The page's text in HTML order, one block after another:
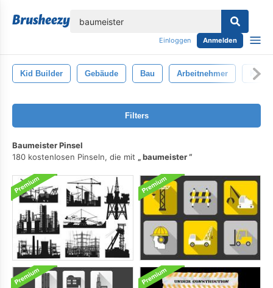
Einloggen Anmelden
Kid Builder Gebäude Bau Arbeitnehmer
Filters
Baumeister Pinsel
180 kostenlosen Pinseln, die mit
baumeister